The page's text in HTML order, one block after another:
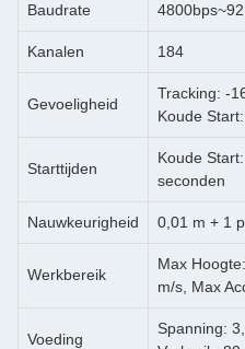
Baudrate
Kanalen 184
Gevoeligheid
Tracking: -
Koude
Starttijden
Koude
seconden
Nauwkeurigheid 0,01 m + 1
Werkbereik
Max
m/s, Max
Voeding
Spanning: